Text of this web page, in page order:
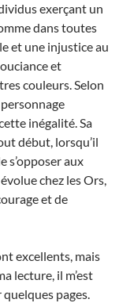
exerçant un
dans toutes
et une injustice au
et
couleurs. Selon
inégalité. Sa
début, lorsqu’il
s’opposer aux
chez les Ors,
et de
excellents, mais
lecture, il m’est
pages.